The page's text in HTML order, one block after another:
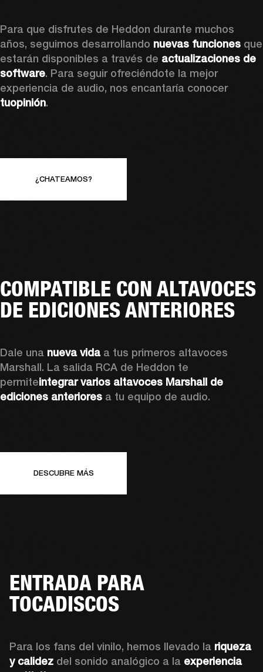
Para que disfrutes de Heddon durante muchos
años, seguimos desarrollando nuevas funciones que
estarán disponibles a través de actualizaciones de
software. Para seguir ofreciéndote la mejor
experiencia de audio, nos encantaría conocer
tuopinión.
¿CHATEAMOS?
COMPATIBLE CON ALTAVOCES
DE EDICIONES ANTERIORES
Dale una nueva vida a tus primeros altavoces
Marshall. La salida RCA de Heddon te
permiteintegrar varios altavoces Marshall de
ediciones anteriores a tu equipo de audio.
DESCUBRE MÁS
ENTRADA PARA
TOCADISCOS
Para los fans del vinilo, hemos llevado la riqueza
y calidez del sonido analógico a la experiencia